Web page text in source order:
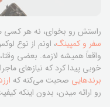
راستش رو بخوای، نه هر کسی
سفر و کمپینگ، اونم از نوع
واقعاً همیشه لازمه. بعضی وقتا،
خوبی پیدا کرد که نیازهای
برندهایی صحبت می‌کنه که
رو ارائه میدن، بدون اینکه